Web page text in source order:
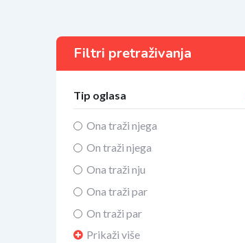
Filtri pretraživanja
Tip oglasa
Ona traži njega
On traži njega
Ona traži nju
Ona traži par
On traži par
Prikaži više